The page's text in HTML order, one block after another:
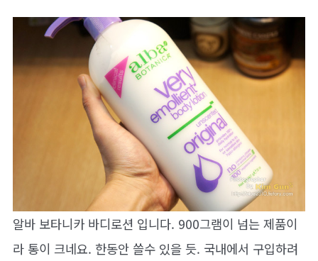
알바 보타니카 바디로션 입니다. 900그램이 넘는 제품이
라 통이 크네요. 한동안 쓸수 있을 듯. 국내에서 구입하려